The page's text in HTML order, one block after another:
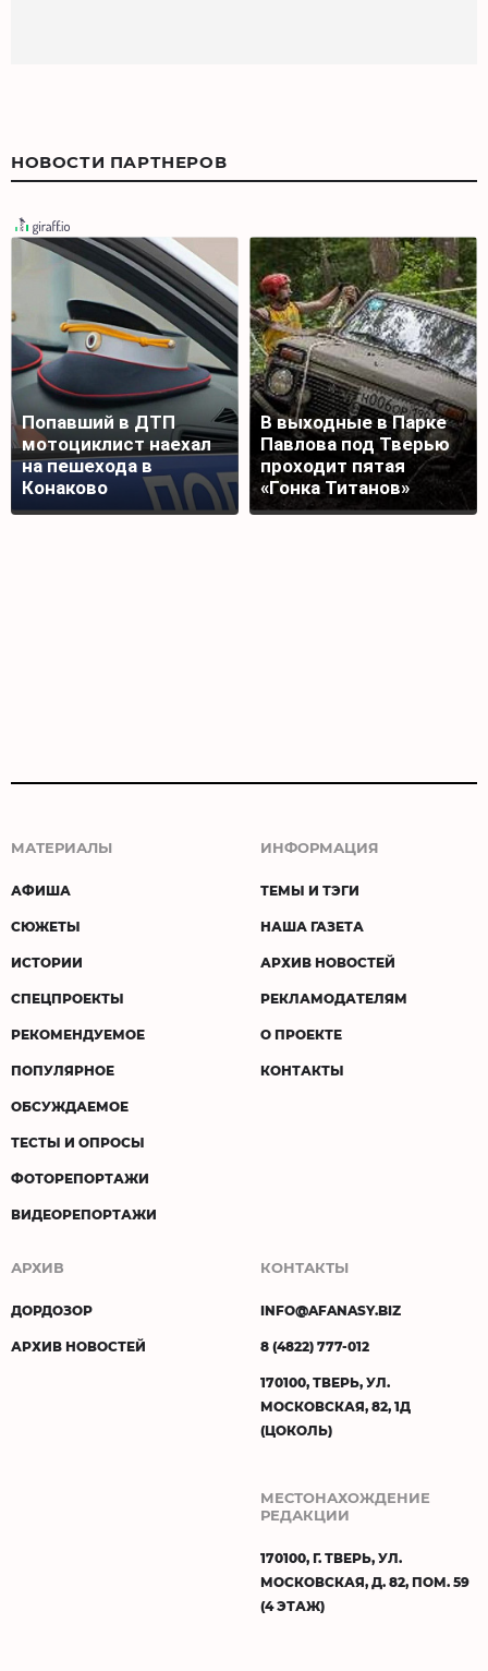
НОВОСТИ ПАРТНЕРОВ
Попавший в ДТП
мотоциклист наехал
на пешехода в
Конаково
В выходные в Парке
Павлова под Тверью
проходит пятая
«Гонка Титанов»
МАТЕРИАЛЫ
АФИША
СЮЖЕТЫ
ИСТОРИИ
СПЕЦПРОЕКТЫ
РЕКОМЕНДУЕМОЕ
ПОПУЛЯРНОЕ
ОБСУЖДАЕМОЕ
ТЕСТЫ И ОПРОСЫ
ФОТОРЕПОРТАЖИ
ВИДЕОРЕПОРТАЖИ
ИНФОРМАЦИЯ
ТЕМЫ И ТЭГИ
НАША ГАЗЕТА
АРХИВ НОВОСТЕЙ
РЕКЛАМОДАТЕЛЯМ
О ПРОЕКТЕ
КОНТАКТЫ
АРХИВ
ДОРДОЗОР
АРХИВ НОВОСТЕЙ
КОНТАКТЫ
INFO@AFANASY.BIZ
8 (4822) 777-012
170100, ТВЕРЬ, УЛ.
МОСКОВСКАЯ, 82, 1Д
(ЦОКОЛЬ)
МЕСТОНАХОЖДЕНИЕ
РЕДАКЦИИ
170100, Г. ТВЕРЬ, УЛ.
МОСКОВСКАЯ, Д. 82, ПОМ. 59
(4 ЭТАЖ)